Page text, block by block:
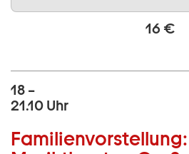
16 €
18 –
21.10 Uhr
Familienvorstellung: